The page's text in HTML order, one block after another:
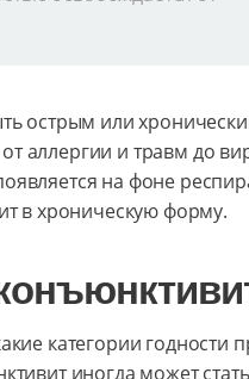
острым или
аллергии и травм до
на фоне
в хроническую форму.
категории годности
иногда может